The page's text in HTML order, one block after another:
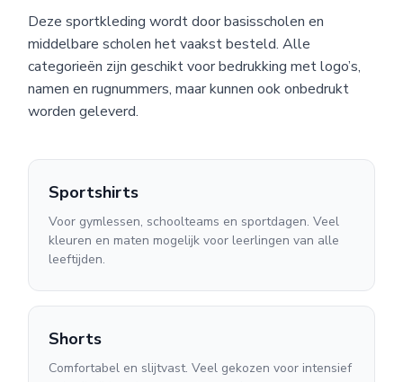
Deze sportkleding wordt door basisscholen en
middelbare scholen het vaakst besteld. Alle
categorieën zijn geschikt voor bedrukking met logo’s,
namen en rugnummers, maar kunnen ook onbedrukt
worden geleverd.
Sportshirts
Voor gymlessen, schoolteams en sportdagen. Veel
kleuren en maten mogelijk voor leerlingen van alle
leeftijden.
Shorts
Comfortabel en slijtvast. Veel gekozen voor intensief